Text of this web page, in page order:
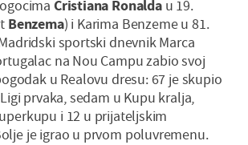
Cristiana Ronalda u 19.
Benzema) i Karima Benzeme u 81.
sportski dnevnik Marca
na Nou Campu zabio svoj
u Realovu dresu: 67 je skupio
prvaka, sedam u Kupu kralja,
i 12 u prijateljskim
je igrao u prvom poluvremenu.